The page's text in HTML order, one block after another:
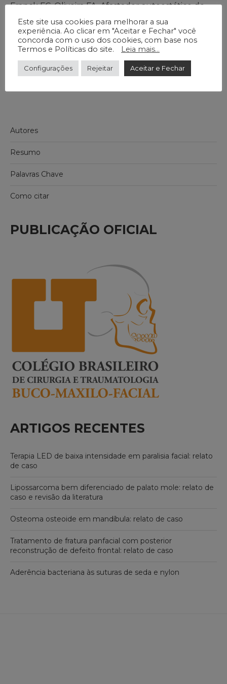
Franck FC, Oliveira FA. Afastador autoestático de
Wilkes: modificação técnica. J Braz Coll Oral
Maxillofac Surg. 2017 maio- -ago;3(2):31-4. DOI:
https://doi.org/10.14436/2358-2782.3.2.031-034.oar
Autores
Resumo
Palavras Chave
Como citar
PUBLICAÇÃO OFICIAL
ARTIGOS RECENTES
Terapia LED de baixa intensidade em paralisia facial: relato
de caso
Lipossarcoma bem diferenciado de palato mole: relato de
caso e revisão da literatura
Osteoma osteoide em mandíbula: relato de caso
Tratamento de fratura panfacial com posterior
reconstrução de defeito frontal: relato de caso
Aderência bacteriana às suturas de seda e nylon
Este site usa cookies para melhorar a sua
experiência. Ao clicar em "Aceitar e Fechar" você
concorda com o uso dos cookies, com base nos
Termos e Políticas do site.
Leia mais...
Configurações Rejeitar Aceitar e Fechar